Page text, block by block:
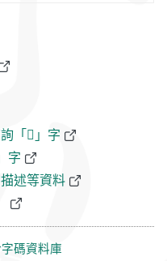
「𤆆」字
字
述等資料
字碼資料庫